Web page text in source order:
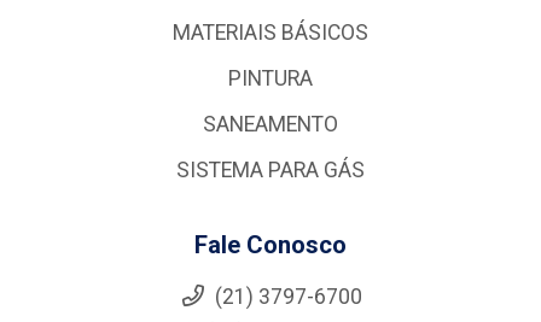
MATERIAIS BÁSICOS
PINTURA
SANEAMENTO
SISTEMA PARA GÁS
Fale Conosco
(21) 3797-6700